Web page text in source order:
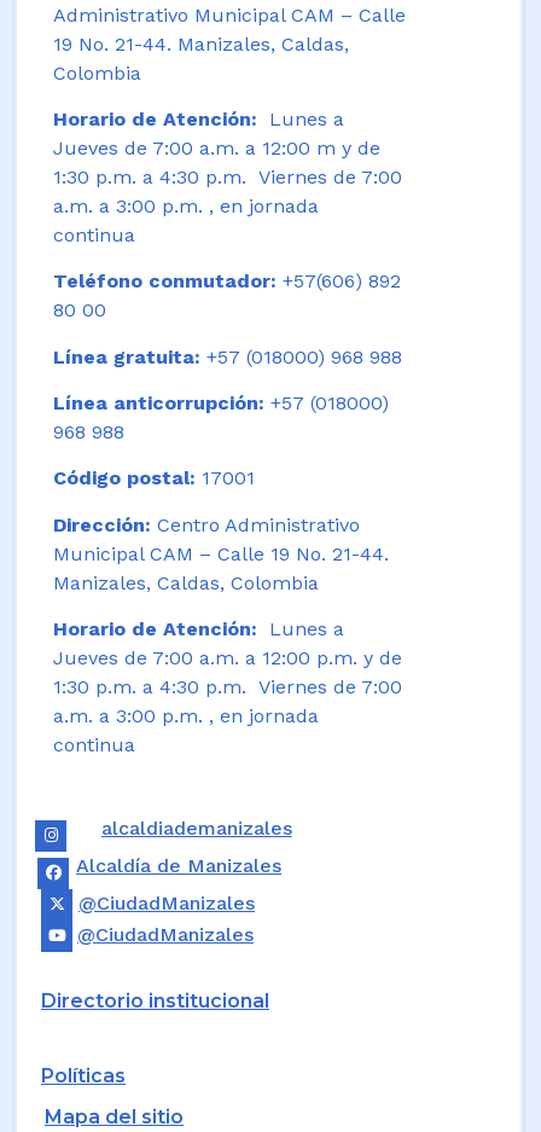
Administrativo Municipal CAM – Calle
19 No. 21-44. Manizales, Caldas,
Colombia
Horario de Atención:
Lunes a
Jueves de 7:00 a.m. a 12:00 m y de
1:30 p.m. a 4:30 p.m. Viernes de 7:00
a.m. a 3:00 p.m. , en jornada
continua
Teléfono conmutador: +57(606) 892
80 00
Línea gratuita: +57 (018000) 968 988
Línea anticorrupción: +57 (018000)
968 988
Código postal: 17001
Dirección: Centro Administrativo
Municipal CAM – Calle 19 No. 21-44.
Manizales, Caldas, Colombia
Horario de Atención: Lunes a
Jueves de 7:00 a.m. a 12:00 p.m. y de
1:30 p.m. a 4:30 p.m. Viernes de 7:00
a.m. a 3:00 p.m. , en jornada
continua
alcaldiademanizales
Alcaldía de Manizales
@CiudadManizales
@CiudadManizales
Directorio institucional
Políticas
Mapa del sitio